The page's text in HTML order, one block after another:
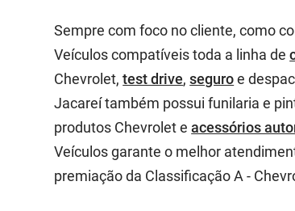
Sempre com foco no cliente, como
Veículos compatíveis toda a linha de
Chevrolet,test drive,seguroe
Jacareí também possui funilaria e
produtos Chevrolet eacessórios
Veículos garante o melhor
premiação da Classificação A -